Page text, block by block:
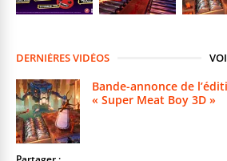
DERNIÈRES VIDÉOS
Bande-annonce de
« Super Meat Boy 3D »